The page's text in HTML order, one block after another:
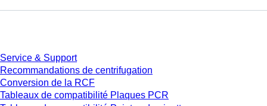
Service & Support
Recommandations de centrifugation
Conversion de la RCF
Tableaux de compatibilité Plaques PCR